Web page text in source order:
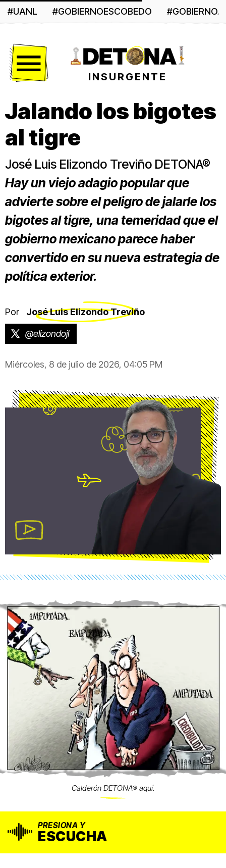
#UANL #GOBIERNOESCOBEDO
INSURGENTE
Jalando los bigotes
al tigre
José Luis Elizondo Treviño DETONA®
Hay un viejo adagio popular que
advierte sobre el peligro de jalarle los
bigotes al tigre, una temeridad que el
gobierno mexicano parece haber
convertido en su nueva estrategia de
política exterior.
Por José Luis Elizondo Treviño
@elizondojl
Miércoles, 8 de julio de 2026, 04:05 PM
Calderón DETONA® aquí.
PRESIONA Y
ESCUCHA